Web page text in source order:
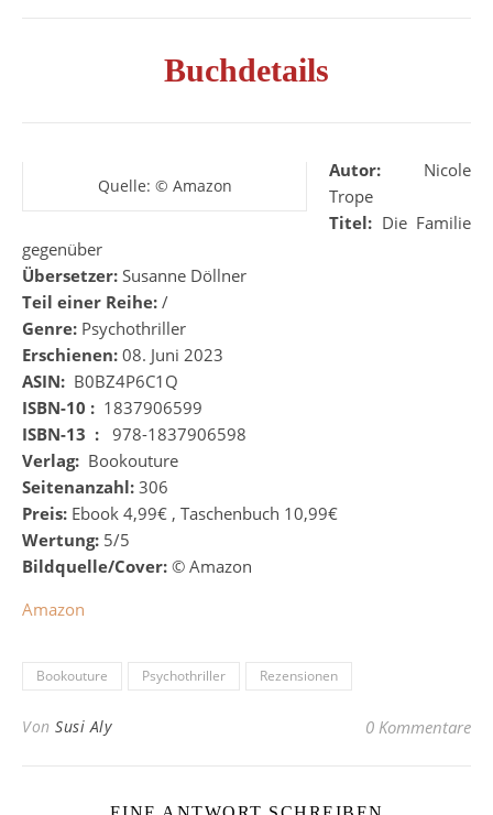
Buchdetails
Quelle: © Amazon
Autor: Nicole
Trope
Titel: Die Familie
gegenüber
Übersetzer: Susanne Döllner
Teil einer Reihe: /
Genre: Psychothriller
Erschienen: 08. Juni 2023
ASIN: B0BZ4P6C1Q
ISBN-10 : 1837906599
ISBN-13 ‏ : 978-1837906598
Verlag: Bookouture
Seitenanzahl: 306
Preis: Ebook 4,99€ , Taschenbuch 10,99€
Wertung: 5/5
Bildquelle/Cover: © Amazon
Amazon
Bookouture Psychothriller Rezensionen
Von Susi Aly 0 Kommentare